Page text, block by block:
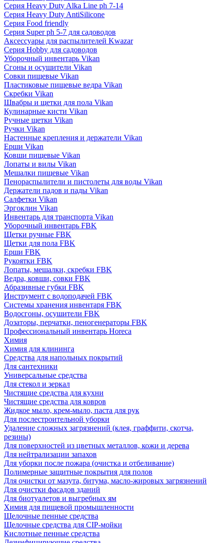
Серия Heavy Duty Alka Line ph 7-14
Серия Heavy Duty AntiSilicone
Серия Food friendly
Серия Super ph 5-7 для садоводов
Аксессуары для распылителей Kwazar
Серия Hobby для садоводов
Уборочный инвентарь Vikan
Сгоны и осушители Vikan
Совки пищевые Vikan
Пластиковые пищевые ведра Vikan
Скребки Vikan
Швабры и щетки для пола Vikan
Кулинарные кисти Vikan
Ручные щетки Vikan
Ручки Vikan
Настенные крепления и держатели Vikan
Ерши Vikan
Ковши пищевые Vikan
Лопаты и вилы Vikan
Мешалки пищевые Vikan
Пенораспылители и пистолеты для воды Vikan
Держатели падов и пады Vikan
Салфетки Vikan
Эргоклин Vikan
Инвентарь для транспорта Vikan
Уборочный инвентарь FBK
Щетки ручные FBK
Щетки для пола FBK
Ерши FBK
Рукоятки FBK
Лопаты, мешалки, скребки FBK
Ведра, ковши, совки FBK
Абразивные губки FBK
Инструмент с водоподачей FBK
Системы хранения инвентаря FBK
Водосгоны, осушители FBK
Дозаторы, перчатки, пеногенераторы FBK
Профессиональный инвентарь Horeca
Химия
Химия для клининга
Средства для напольных покрытий
Для сантехники
Универсальные средства
Для стекол и зеркал
Чистящие средства для кухни
Чистящие средства для ковров
Жидкое мыло, крем-мыло, паста для рук
Для послестроительной уборки
Удаление сложных загрязнений (клея, граффити, скотча,
резины)
Для поверхностей из цветных металлов, кожи и дерева
Для нейтрализации запахов
Для уборки после пожара (очистка и отбеливание)
Полимерные защитные покрытия для полов
Для очистки от мазута, битума, масло-жировых загрязнений
Для очистки фасадов зданий
Для биотуалетов и выгребных ям
Химия для пищевой промышленности
Щелочные пенные средства
Щелочные средства для CIP-мойки
Кислотные пенные средства